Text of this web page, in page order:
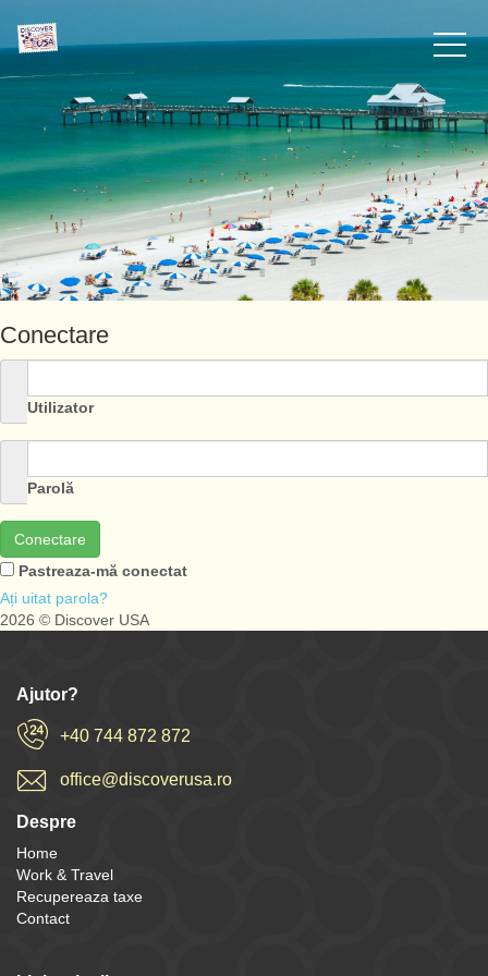
Conectare
Utilizator
Parolă
Conectare
Pastreaza-mă conectat
Ați uitat parola?
2026 © Discover USA
Ajutor?
+40 744 872 872
office@discoverusa.ro
Despre
Home
Work & Travel
Recupereaza taxe
Contact